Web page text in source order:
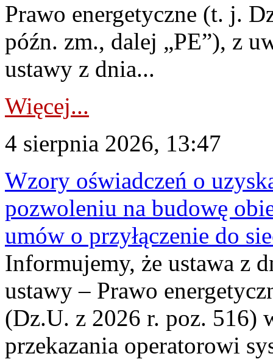
Prawo energetyczne (t. j.
późn. zm., dalej „PE”), z
ustawy z dnia...
Więcej...
4 sierpnia 2026, 13:47
Wzory oświadczeń o
pozwoleniu na budowę
umów o przyłączenie do
Informujemy, że ustawa z
ustawy – Prawo
(Dz.U. z 2026 r. poz. 516)
przekazania operatorowi